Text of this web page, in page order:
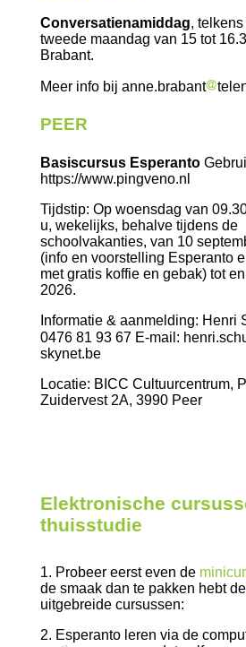
Conversatienamiddag,
tweede maandag van 15 tot
Brabant.
Meer info bij anne.brabant
PEER
Basiscursus Esperanto
https://www.pingveno.nl
Tijdstip: Op woensdag van
u, wekelijks, behalve tijdens de
schoolvakanties, van 10
(info en voorstelling Esperanto
met gratis koffie en gebak) tot
2026.
Informatie & aanmelding: Henri
0476 81 93 67 E-mail:
skynet.be
Locatie: BICC Cultuurcentrum,
Zuidervest 2A, 3990 Peer
Elektronische
thuisstudie
1. Probeer eerst even de
de smaak dan te pakken hebt
uitgebreide cursussen:
2. Esperanto leren via de